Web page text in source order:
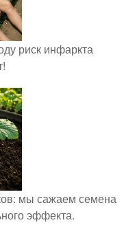
риск инфаркта
мы сажаем семена
эффекта.